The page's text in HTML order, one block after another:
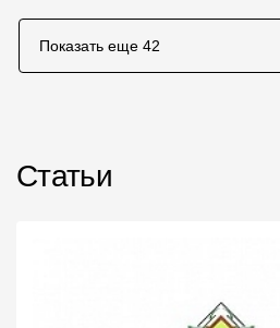
Показать еще 42
Статьи